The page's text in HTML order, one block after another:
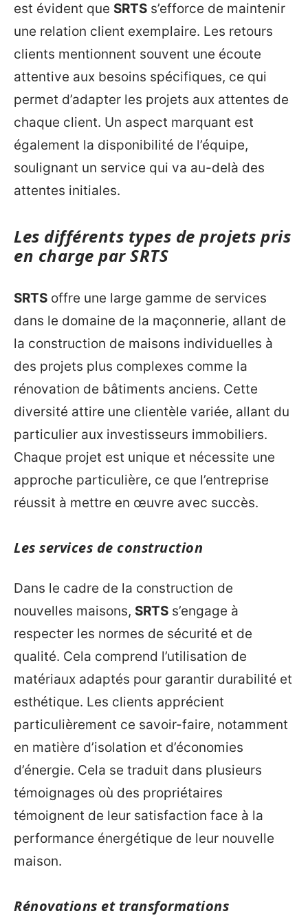
est évident que SRTS s’efforce de maintenir
une relation client exemplaire. Les retours
clients mentionnent souvent une écoute
attentive aux besoins spécifiques, ce qui
permet d’adapter les projets aux attentes de
chaque client. Un aspect marquant est
également la disponibilité de l’équipe,
soulignant un service qui va au-delà des
attentes initiales.
Les différents types de projets pris
en charge par SRTS
SRTS offre une large gamme de services
dans le domaine de la maçonnerie, allant de
la construction de maisons individuelles à
des projets plus complexes comme la
rénovation de bâtiments anciens. Cette
diversité attire une clientèle variée, allant du
particulier aux investisseurs immobiliers.
Chaque projet est unique et nécessite une
approche particulière, ce que l’entreprise
réussit à mettre en œuvre avec succès.
Les services de construction
Dans le cadre de la construction de
nouvelles maisons, SRTS s’engage à
respecter les normes de sécurité et de
qualité. Cela comprend l’utilisation de
matériaux adaptés pour garantir durabilité et
esthétique. Les clients apprécient
particulièrement ce savoir-faire, notamment
en matière d’isolation et d’économies
d’énergie. Cela se traduit dans plusieurs
témoignages où des propriétaires
témoignent de leur satisfaction face à la
performance énergétique de leur nouvelle
maison.
Rénovations et transformations